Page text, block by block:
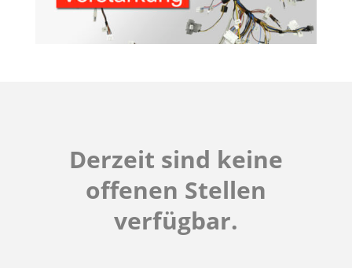
Derzeit sind keine
offenen Stellen
verfügbar.